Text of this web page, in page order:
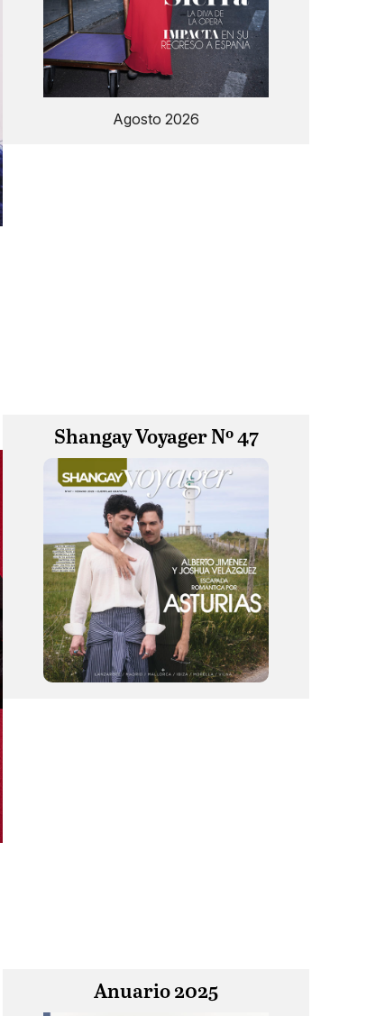
Agosto 2026
Shangay Voyager Nº 47
Anuario 2025